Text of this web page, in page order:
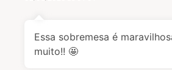
Essa sobremesa é
muito!! 🤩